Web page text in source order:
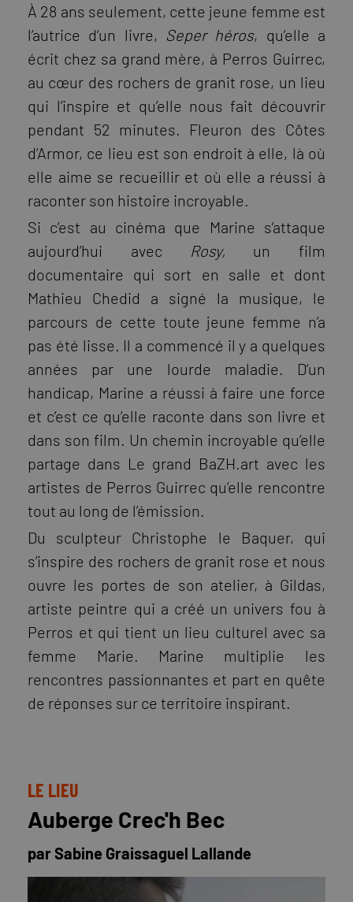
À 28 ans seulement, cette jeune femme est
l’autrice d’un livre, Seper héros, qu’elle a
écrit chez sa grand mère, à Perros Guirrec,
au cœur des rochers de granit rose, un lieu
qui l’inspire et qu’elle nous fait découvrir
pendant 52 minutes. Fleuron des Côtes
d’Armor, ce lieu est son endroit à elle, là où
elle aime se recueillir et où elle a réussi à
raconter son histoire incroyable.
Si c’est au cinéma que Marine s’attaque
aujourd’hui avec Rosy, un film
documentaire qui sort en salle et dont
Mathieu Chedid a signé la musique, le
parcours de cette toute jeune femme n’a
pas été lisse. Il a commencé il y a quelques
années par une lourde maladie. D’un
handicap, Marine a réussi à faire une force
et c’est ce qu’elle raconte dans son livre et
dans son film. Un chemin incroyable qu’elle
partage dans Le grand BaZH.art avec les
artistes de Perros Guirrec qu’elle rencontre
tout au long de l’émission.
Du sculpteur Christophe le Baquer, qui
s’inspire des rochers de granit rose et nous
ouvre les portes de son atelier, à Gildas,
artiste peintre qui a créé un univers fou à
Perros et qui tient un lieu culturel avec sa
femme Marie. Marine multiplie les
rencontres passionnantes et part en quête
de réponses sur ce territoire inspirant.
LE LIEU
Auberge Crec'h Bec
par Sabine Graissaguel Lallande